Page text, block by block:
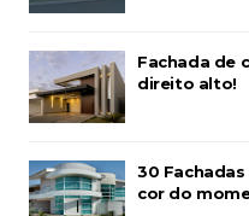
Fachada de
direito alto!
30 Fachadas
cor do